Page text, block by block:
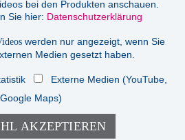
bei den Produkten anschauen.
Sie hier: Datenschutzerklärung
werden nur angezeigt, wenn Sie
Medien gesetzt haben.
Externe Medien (YouTube,
Google Maps)